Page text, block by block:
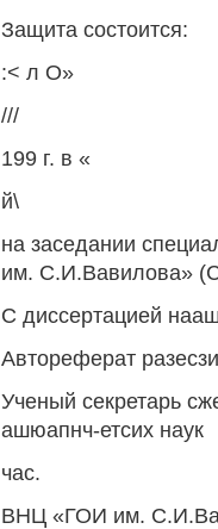
Защита состоится:
:< л О»
///
199 г. в «
й\
на заседании
им. С.И.Вавилова»
С диссертацией
Автореферат
Ученый секретарь
ашюапнч-етсих наук
час.
ВНЦ «ГОИ им.